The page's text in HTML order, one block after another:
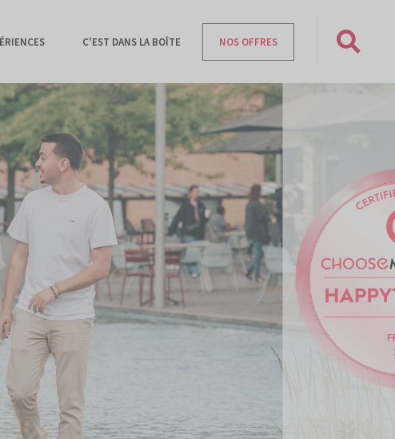
C'EST DANS LA BOÎTE NOS OFFRES